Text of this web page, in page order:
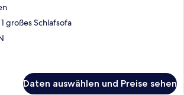
großes Schlafsofa
Daten auswählen und Preise sehen